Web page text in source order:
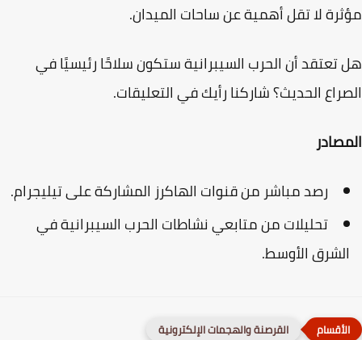
لا تقل أهمية عن ساحات الميدان.
أن الحرب السيبرانية ستكون سلاحًا رئيسيًا في
الحديث؟ شاركنا رأيك في التعليقات.
رصد مباشر من قنوات الهاكرز المشاركة على تيليجرام.
تحليلات من متابعي نشاطات الحرب السيبرانية في
الأوسط.
القرصنة والهجمات الإلكترونية